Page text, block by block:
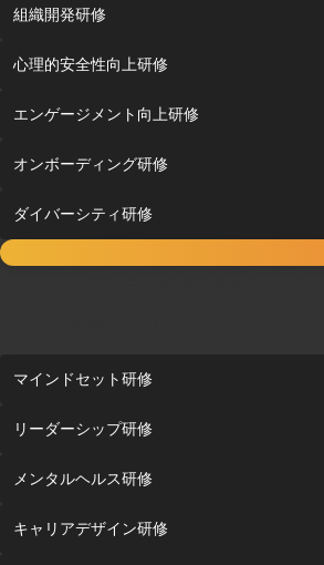
組織開発研修
心理的安全性向上研修
エンゲージメント向上研修
オンボーディング研修
ダイバーシティ研修
マインドセット研修
リーダーシップ研修
メンタルヘルス研修
キャリアデザイン研修